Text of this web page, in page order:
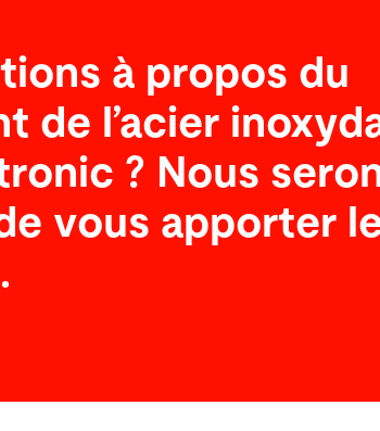
à propos du
de l’acier
? Nous
vous apporter